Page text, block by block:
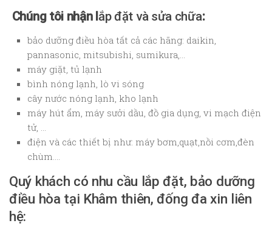
Chúng tôi nhận lắp đặt và sửa chữa:
bảo dưỡng điều hòa tất cả các hãng: daikin,
pannasonic, mitsubishi, sumikura,…
máy giặt, tủ lạnh
bình nóng lạnh, lò vi sóng
cây nước nóng lạnh, kho lạnh
máy hút ẩm, máy sưởi dầu, đồ gia dụng, vi mạch điện
tử, …
điện và các thiết bị như: máy bơm,quạt,nồi cơm,đèn
chùm….
Quý khách có nhu cầu lắp đặt, bảo dưỡng
điều hòa tại Khâm thiên, đống đa xin liên
hệ: